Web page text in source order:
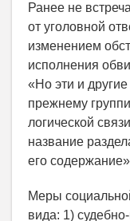
Ранее не
от уголовной
изменением
исполнения
«Но эти и
прежнему
логической
название
его
Меры
вида: 1)